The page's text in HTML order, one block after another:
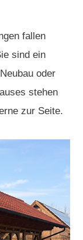
fallen
sind ein
oder
stehen
zur Seite.